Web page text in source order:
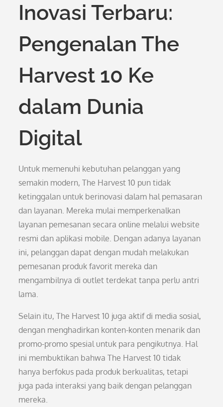
Inovasi Terbaru:
Pengenalan The
Harvest 10 Ke
dalam Dunia
Digital
Untuk memenuhi kebutuhan pelanggan yang
semakin modern, The Harvest 10 pun tidak
ketinggalan untuk berinovasi dalam hal pemasaran
dan layanan. Mereka mulai memperkenalkan
layanan pemesanan secara online melalui website
resmi dan aplikasi mobile. Dengan adanya layanan
ini, pelanggan dapat dengan mudah melakukan
pemesanan produk favorit mereka dan
mengambilnya di outlet terdekat tanpa perlu antri
lama.
Selain itu, The Harvest 10 juga aktif di media sosial,
dengan menghadirkan konten-konten menarik dan
promo-promo spesial untuk para pengikutnya. Hal
ini membuktikan bahwa The Harvest 10 tidak
hanya berfokus pada produk berkualitas, tetapi
juga pada interaksi yang baik dengan pelanggan
mereka.